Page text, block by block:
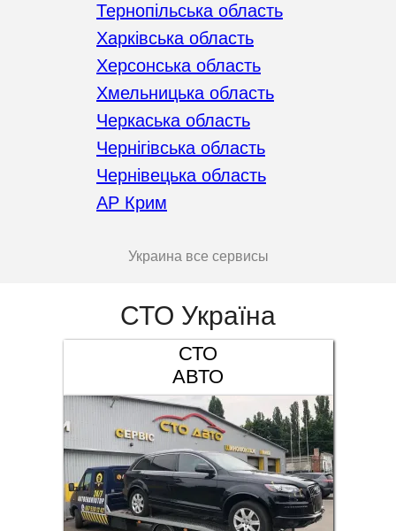
Тернопільська область
Харківська область
Херсонська область
Хмельницька область
Черкаська область
Чернігівська область
Чернівецька область
АР Крим
Украина все сервисы
СТО Україна
СТО
АВТО